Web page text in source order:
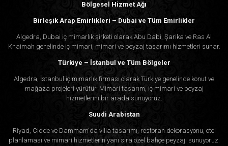
Bölgesel Hizmet Ağı
Birleşik Arap Emirlikleri – Dubai ve Tüm Emirlikler
Algedra, Dubai iç mimarlık şirketi olarak Abu Dabi, Şarika ve Ras Al
Khaimah genelinde iç mimari, mimari ve peyzaj tasarımı hizmetleri sunar.
Türkiye – İstanbul ve Tüm Bölgeler
Algedra, İstanbul iç mimarlık firması olarak Türkiye genelinde konut ve
mağaza projeleri yürütür. Mimari tasarım, iç mimari ve peyzaj
hizmetlerini bir arada sunuyoruz.
Suudi Arabistan
Riyad, Cidde ve Dammam'da villa tasarımı, restoran dekorasyonu, otel
planlaması ve mimari hizmetlerin yanı sıra özel bahçe peyzajı sunuyoruz.